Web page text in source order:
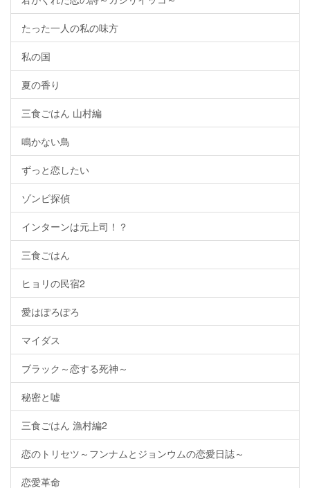
たった一人の私の味方
私の国
夏の香り
三食ごはん 山村編
鳴かない鳥
ずっと恋したい
ゾンビ探偵
インターンは元上司！？
三食ごはん
ヒョリの民宿2
愛はぽろぽろ
マイダス
ブラック～恋する死神～
秘密と嘘
三食ごはん 漁村編2
恋のトリセツ～フンナムとジョンウムの恋愛日誌～
恋愛革命